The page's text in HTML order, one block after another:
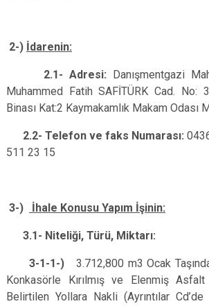
2-) İdarenin:
2.1- Adresi: Danışmentgazi
Muhammed Fatih SAFİTÜRK Cad. No:
Binası Kat:2 Kaymakamlık Makam Odası
2.2- Telefon ve faks Numarası:
511 23 15
3-) İhale Konusu Yapım İşinin:
3.1- Niteliği, Türü, Miktarı:
3-1-1-) 3.712,800 m3 Ocak
Konkasörle Kırılmış ve Elenmiş Asfalt
Belirtilen Yollara Nakli (Ayrıntılar Cd’de